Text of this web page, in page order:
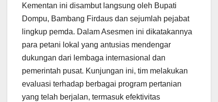
Kementan ini disambut langsung oleh Bupati
Dompu, Bambang Firdaus dan sejumlah pejabat
lingkup pemda. Dalam Asesmen ini dikatakannya
para petani lokal yang antusias mendengar
dukungan dari lembaga internasional dan
pemerintah pusat. Kunjungan ini, tim melakukan
evaluasi terhadap berbagai program pertanian
yang telah berjalan, termasuk efektivitas